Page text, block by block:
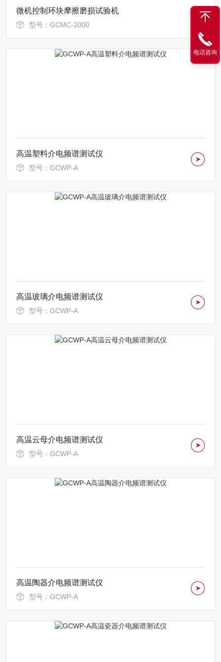
微机控制环块摩擦磨损试验机
型号：GCMC-2000
高温塑料介电频谱测试仪
型号：GCWP-A
高温玻璃介电频谱测试仪
型号：GCWP-A
高温云母介电频谱测试仪
型号：GCWP-A
高温陶器介电频谱测试仪
型号：GCWP-A
电话咨询